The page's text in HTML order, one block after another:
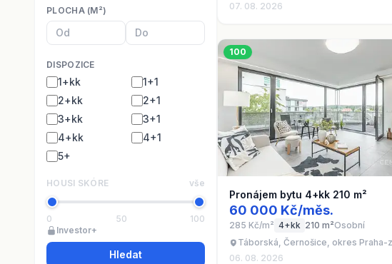
PLOCHA (M²)
DISPOZICE
1+kk
1+1
2+kk
2+1
3+kk
3+1
4+kk
4+1
5+
HOUSI SKÓRE vše
0 50
100
Investor+
Hledat
07. 08. 2026
100
Pronájem bytu 4+kk 210 m²
60 000 Kč/měs.
285 Kč/m² 4+kk 210 m²Osobní
Táborská, Černošice, okres Praha-
06. 08. 2026